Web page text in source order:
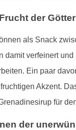
der
als Snack
damit verfeinert
Ein paar
Akzent.
für
der